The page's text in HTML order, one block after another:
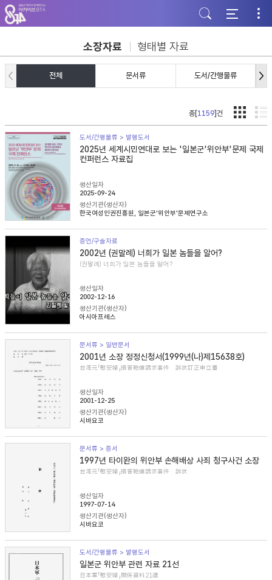
주
메
뉴
가
기
본
문
바
기
하
단
바
기
소장자료 형태별 자료
전체 문서류 도서/간행물류
총[1159]건
도서/간행물류 > 발행도서
2025년 세계시민연대로 보는 '일본군'위안부'문제 국제
컨퍼런스 자료집
생산일자
2025-09-24
생산기관(생산자)
한국여성인권진흥원, 일본군'위안부'문제연구소
증언/구술자료
2002년 (권말례) 너희가 일본 놈들을 알어?
(권말례) 너희가 일본 놈들을 알어?
생산일자
2002-12-16
생산기관(생산자)
아시아프레스
문서류 > 일반문서
2001년 소장 정정신청서(1999년(나)제15638호)
台湾元「慰安婦」損害賠償請求事件 訴状訂正申立書
생산일자
2001-12-25
생산기관(생산자)
시바요코
문서류 > 증서
1997년 타이완의 위안부 손해배상 사죄 청구사건 소장
台湾元「慰安婦」損害賠償請求事件 訴状
생산일자
1997-07-14
생산기관(생산자)
시바요코
도서/간행물류 > 발행도서
일본군 위안부 관련 자료 21선
日本軍「慰安婦」関係資料21選